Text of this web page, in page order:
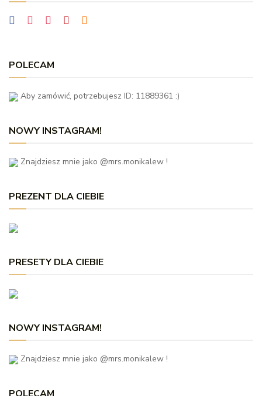
POLECAM
Aby zamówić, potrzebujesz ID: 11889361 :)
NOWY INSTAGRAM!
Znajdziesz mnie jako @mrs.monikalew !
PREZENT DLA CIEBIE
PRESETY DLA CIEBIE
NOWY INSTAGRAM!
Znajdziesz mnie jako @mrs.monikalew !